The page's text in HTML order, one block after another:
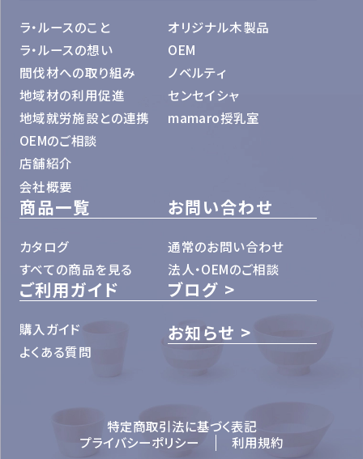
ラ・ルースのこと
ラ・ルースの想い
間伐材への取り組み
地域材の利用促進
地域就労施設との連携
OEMのご相談
店舗紹介
会社概要
オリジナル木製品
OEM
ノベルティ
センセイシャ
mamaro授乳室
商品一覧
カタログ
すべての商品を見る
お問い合わせ
通常のお問い合わせ
法人・OEMのご相談
ご利用ガイド
購入ガイド
よくある質問
ブログ
お知らせ
特定商取引法に基づく表記
プライバシーポリシー
利用規約